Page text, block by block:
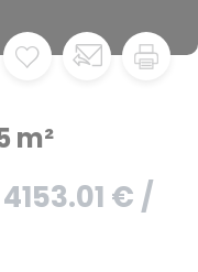
m²
€ /